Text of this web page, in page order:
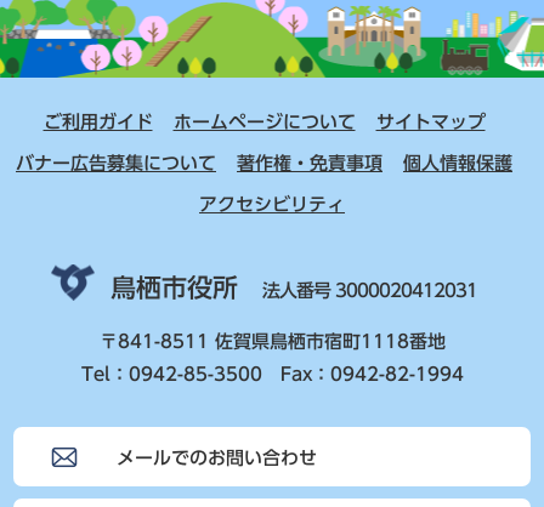
ご利用ガイド ホームページについて サイトマップ
バナー広告募集について 著作権・免責事項 個人情報保護
アクセシビリティ
鳥栖市役所 法人番号 3000020412031
〒841-8511 佐賀県鳥栖市宿町1118番地
Tel：0942-85-3500 Fax：0942-82-1994
メールでのお問い合わせ